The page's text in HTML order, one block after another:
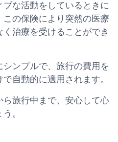
な活動をしているときに
の保険により突然の医療
治療を受けることができ
ンプルで、旅行の費用を
自動的に適用されます。
ら旅行中まで、安心して心
。